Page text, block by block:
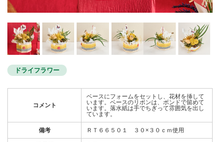
ドライフラワー
コメント
ベースにフォームをセットし、花材を挿して
います。ベースのリボンは、ボンドで留めて
います。落水紙は手でちぎって雰囲気を出し
ています。
備考 ＲＴ６６５０１ ３０×３０ｃｍ使用